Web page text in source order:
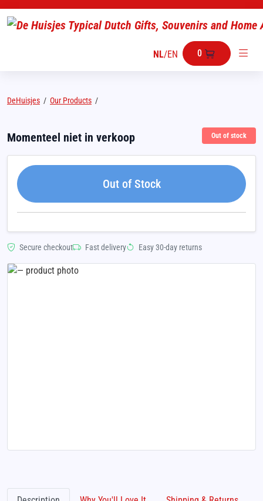
NL/EN 0
DeHuisjes / Our Products /
Momenteel niet in verkoop Out of stock
Out of Stock
Secure checkout Fast delivery Easy 30-day returns